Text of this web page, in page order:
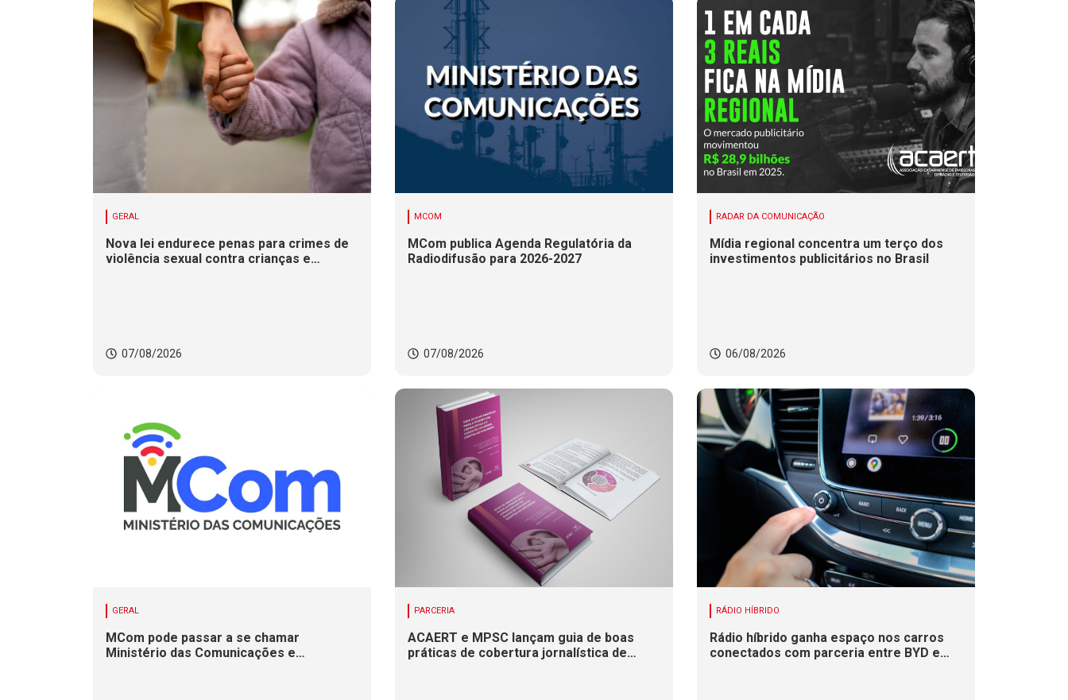
GERAL
Nova lei endurece penas para crimes de
violência sexual contra crianças e
07/08/2026
MCOM
MCom publica Agenda Regulatória da
Radiodifusão para 2026-2027
07/08/2026
RADAR DA COMUNICAÇÃO
Mídia regional concentra um terço dos
investimentos publicitários no Brasil
06/08/2026
GERAL
MCom pode passar a se chamar
Ministério das Comunicações e
PARCERIA
ACAERT e MPSC lançam guia de boas
práticas de cobertura jornalística de
RÁDIO HÍBRIDO
Rádio híbrido ganha espaço nos carros
conectados com parceria entre BYD e